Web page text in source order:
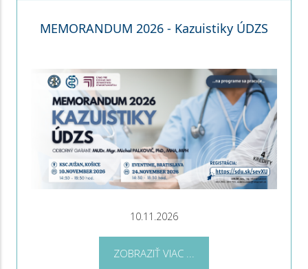
MEMORANDUM 2026 - Kazuistiky ÚDZS
10.11.2026
ZOBRAZIŤ VIAC ...